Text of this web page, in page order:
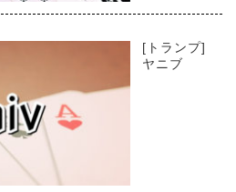
[トランプ]
ヤニブ